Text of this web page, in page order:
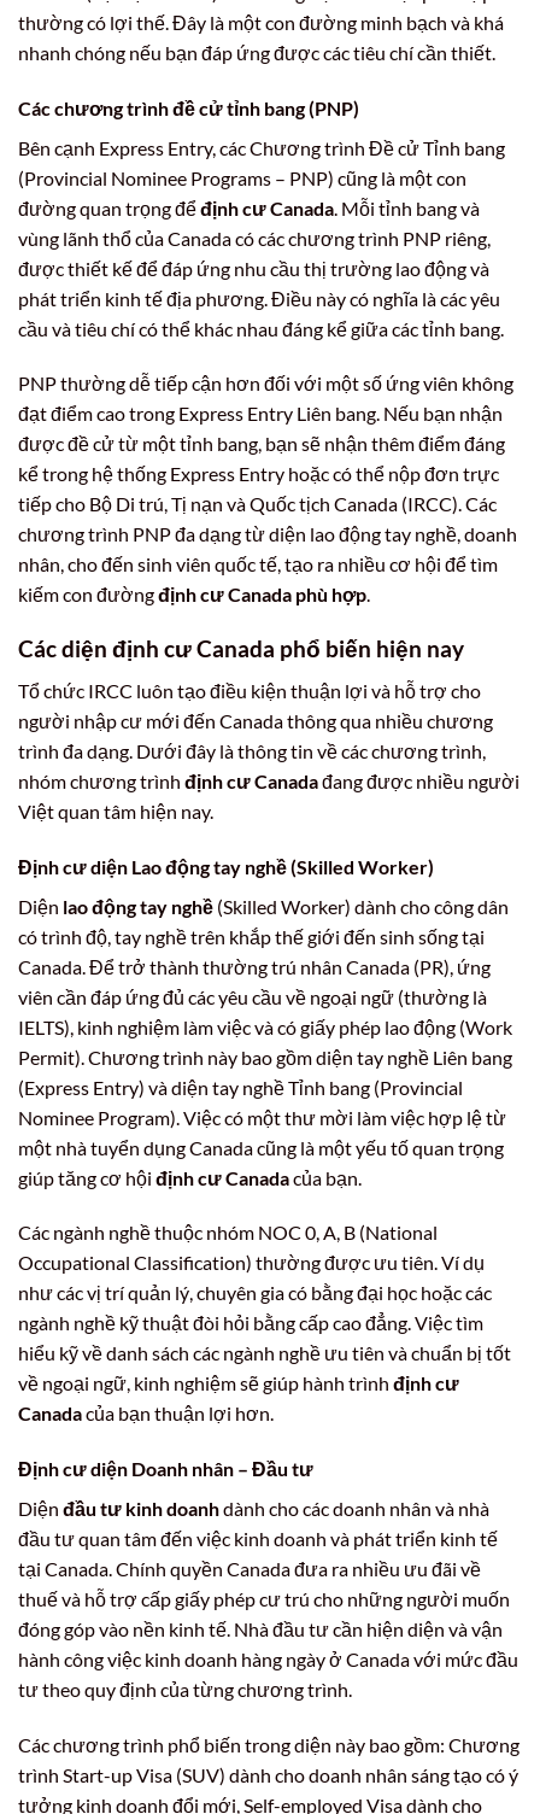
thường có lợi thế. Đây là một con đường minh bạch và khá
nhanh chóng nếu bạn đáp ứng được các tiêu chí cần thiết.
Các chương trình đề cử tỉnh bang (PNP)
Bên cạnh Express Entry, các Chương trình Đề cử Tỉnh bang
(Provincial Nominee Programs – PNP) cũng là một con
đường quan trọng đểđịnh cư Canada . Mỗi tỉnh bang và
vùng lãnh thổ của Canada có các chương trình PNP riêng,
được thiết kế để đáp ứng nhu cầu thị trường lao động và
phát triển kinh tế địa phương. Điều này có nghĩa là các yêu
cầu và tiêu chí có thể khác nhau đáng kể giữa các tỉnh bang.
PNP thường dễ tiếp cận hơn đối với một số ứng viên không
đạt điểm cao trong Express Entry Liên bang. Nếu bạn nhận
được đề cử từ một tỉnh bang, bạn sẽ nhận thêm điểm đáng
kể trong hệ thống Express Entry hoặc có thể nộp đơn trực
tiếp cho Bộ Di trú, Tị nạn và Quốc tịch Canada (IRCC). Các
chương trình PNP đa dạng từ diện lao động tay nghề, doanh
nhân, cho đến sinh viên quốc tế, tạo ra nhiều cơ hội để tìm
kiếm con đườngđịnh cư Canada phù hợp.
Các diện định cư Canada phổ biến hiện nay
Tổ chức IRCC luôn tạo điều kiện thuận lợi và hỗ trợ cho
người nhập cư mới đến Canada thông qua nhiều chương
trình đa dạng. Dưới đây là thông tin về các chương trình,
nhóm chương trình định cư Canadađang được nhiều người
Việt quan tâm hiện nay.
Định cư diện Lao động tay nghề (Skilled Worker)
Diện lao động tay nghề (Skilled Worker) dành cho công dân
có trình độ, tay nghề trên khắp thế giới đến sinh sống tại
Canada. Để trở thành thường trú nhân Canada (PR), ứng
viên cần đáp ứng đủ các yêu cầu về ngoại ngữ (thường là
IELTS), kinh nghiệm làm việc và có giấy phép lao động (Work
Permit). Chương trình này bao gồm diện tay nghề Liên bang
(Express Entry) và diện tay nghề Tỉnh bang (Provincial
Nominee Program). Việc có một thư mời làm việc hợp lệ từ
một nhà tuyển dụng Canada cũng là một yếu tố quan trọng
giúp tăng cơ hội định cư Canadacủa bạn.
Các ngành nghề thuộc nhóm NOC 0, A, B (National
Occupational Classification) thường được ưu tiên. Ví dụ
như các vị trí quản lý, chuyên gia có bằng đại học hoặc các
ngành nghề kỹ thuật đòi hỏi bằng cấp cao đẳng. Việc tìm
hiểu kỹ về danh sách các ngành nghề ưu tiên và chuẩn bị tốt
về ngoại ngữ, kinh nghiệm sẽ giúp hành trình định cư
Canadacủa bạn thuận lợi hơn.
Định cư diện Doanh nhân – Đầu tư
Diện đầu tư kinh doanhdành cho các doanh nhân và nhà
đầu tư quan tâm đến việc kinh doanh và phát triển kinh tế
tại Canada. Chính quyền Canada đưa ra nhiều ưu đãi về
thuế và hỗ trợ cấp giấy phép cư trú cho những người muốn
đóng góp vào nền kinh tế. Nhà đầu tư cần hiện diện và vận
hành công việc kinh doanh hàng ngày ở Canada với mức đầu
tư theo quy định của từng chương trình.
Các chương trình phổ biến trong diện này bao gồm: Chương
trình Start-up Visa (SUV) dành cho doanh nhân sáng tạo có ý
tưởng kinh doanh đổi mới, Self-employed Visa dành cho